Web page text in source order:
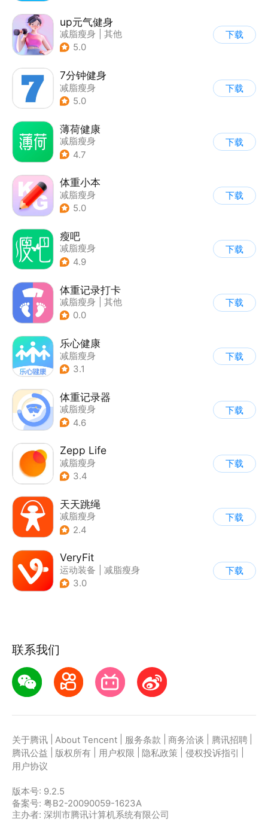
up元气健身
减脂瘦身
其他
5.0
下载
7分钟健身
减脂瘦身
5.0
下载
薄荷健康
减脂瘦身
4.7
下载
体重小本
减脂瘦身
5.0
下载
瘦吧
减脂瘦身
4.9
下载
体重记录打卡
减脂瘦身
其他
0.0
下载
乐心健康
减脂瘦身
3.1
下载
体重记录器
减脂瘦身
4.6
下载
Zepp Life
减脂瘦身
3.4
下载
天天跳绳
减脂瘦身
2.4
下载
VeryFit
运动装备
减脂瘦身
3.0
下载
联系我们
关于腾讯 About Tencent 服务条款 商务洽谈 腾讯招聘
腾讯公益
版权所有 用户权限 隐私政策 侵权投诉指引
用户协议
版本号: 9.2.5
备案号: 粤B2-20090059-1623A
主办者: 深圳市腾讯计算机系统有限公司